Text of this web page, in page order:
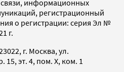
информационных
регистрационный
о регистрации: серия Эл №
г.
г. Москва, ул.
15, эт. 4, пом. X, ком. 1